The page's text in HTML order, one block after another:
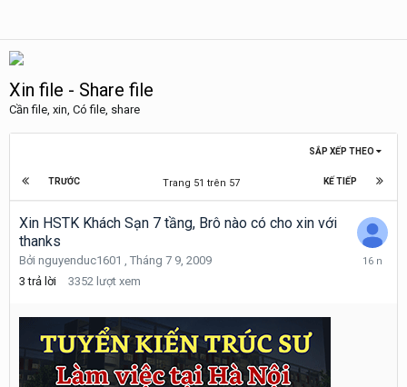
Xin file - Share file
Cần file, xin, Có file, share
SẮP XẾP THEO
TRƯỚC KẾ TIẾP
Trang 51 trên 57
Xin HSTK Khách Sạn 7 tầng, Brô nào có cho xin với
thanks
Bởi nguyenduc1601 , Tháng 7 9, 2009
3 trả lời 3352 lượt xem
Tháng